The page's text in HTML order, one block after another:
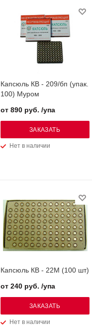
Капсюль КВ - 209/бп (упак.
100) Муром
Нет в наличии
от 890 руб. /упа
ЗАКАЗАТЬ
Капсюль КВ - 22М (100 шт)
Нет в наличии
от 240 руб. /упа
ЗАКАЗАТЬ